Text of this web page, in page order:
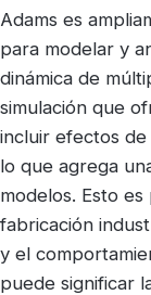
Adams es
para modelar y
dinámica de
simulación que
incluir efectos de
lo que agrega
modelos. Esto
fabricación
y el
puede significar